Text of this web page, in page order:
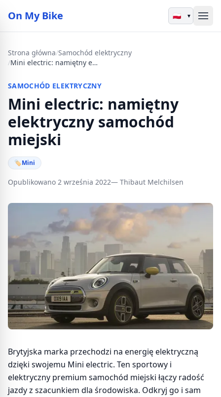
On My Bike ▾
Strona główna/Samochód elektryczny
/
Mini electric: namiętny elektryczny samochód miejski
SAMOCHÓD ELEKTRYCZNY
Mini electric: namiętny
elektryczny samochód
miejski
🏷Mini
Opublikowano 2 września 2022— Thibaut Melchilsen
Brytyjska marka przechodzi na energię elektryczną
dzięki swojemu Mini electric. Ten sportowy i
elektryczny premium samochód miejski łączy radość
jazdy z szacunkiem dla środowiska. Odkryj go i sam